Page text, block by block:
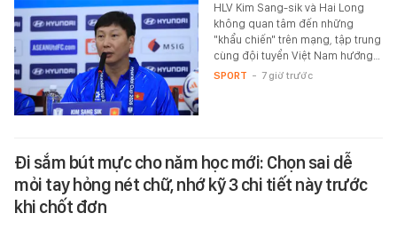
HLV Kim Sang-sik và Hai Long
không quan tâm đến những
"khẩu chiến" trên mạng, tập trung
cùng đội tuyển Việt Nam hướng…
SPORT - 7 giờ trước
Đi sắm bút mực cho năm học mới: Chọn sai dễ
mỏi tay hỏng nét chữ, nhớ kỹ 3 chi tiết này trước
khi chốt đơn